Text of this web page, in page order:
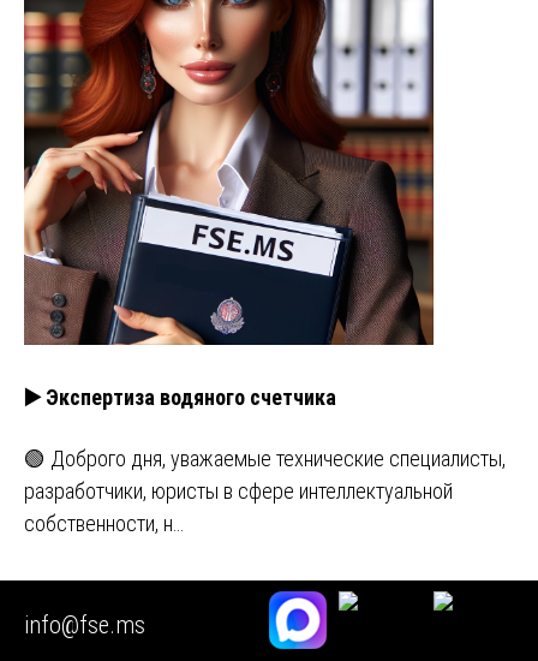
▶️ Экспертиза водяного счетчика
🟢 Доброго дня, уважаемые технические специалисты,
разработчики, юристы в сфере интеллектуальной
собственности, н…
🟥 Независимая экспертиза счетчика воды
info@fse.ms